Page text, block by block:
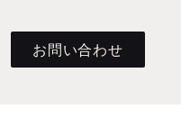
お問い合わせ